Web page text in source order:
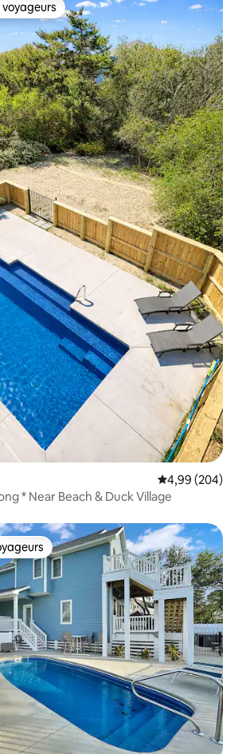
les plus appréciés
Évaluation
4,99 (204)
* Near Beach & Duck Village